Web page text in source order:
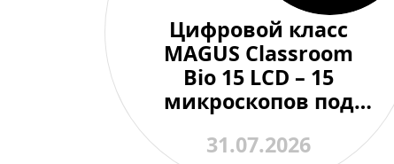
Цифровой класс
MAGUS Classroom
Bio 15 LCD – 15
микроскопов под
преподавателя
31.07.2026